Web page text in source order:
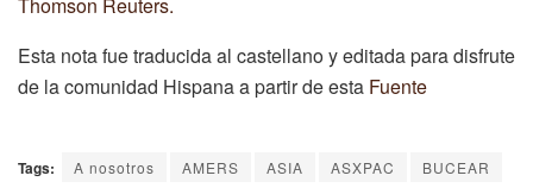
Esta nota fue traducida al castellano y editada para disfrute
de la comunidad Hispana a partir de esta Fuente
Tags: A nosotros AMERS ASIA ASXPAC
BUCEAR